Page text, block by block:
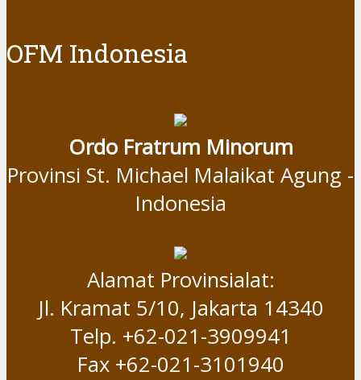
OFM Indonesia
Ordo Fratrum Minorum
Provinsi St. Michael Malaikat Agung -
Indonesia
Alamat Provinsialat:
Jl. Kramat 5/10, Jakarta 14340
Telp. +62-021-3909941
Fax +62-021-3101940